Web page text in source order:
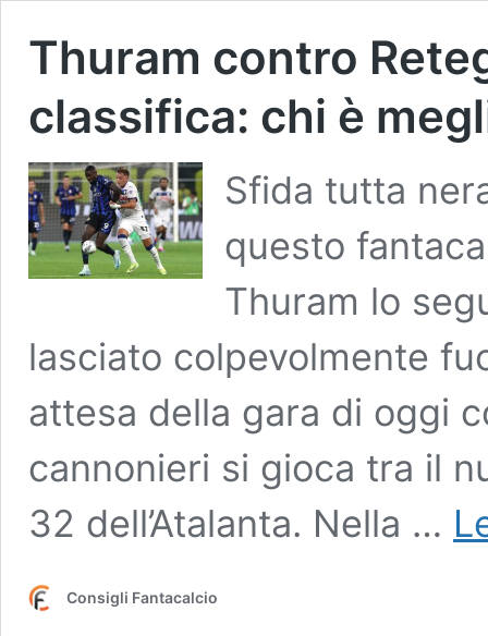
Thuram contro
classifica: chi è
Sfida tutta
questo
Thuram lo
lasciato colpevolmente
attesa della gara di oggi
cannonieri si gioca tra il
32 dell’Atalanta. Nella …
Consigli Fantacalcio